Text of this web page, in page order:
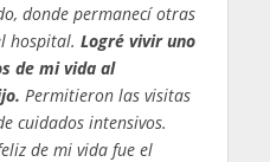
donde permanecí otras
hospital. Logré vivir uno
de mi vida al
Permitieron las visitas
cuidados intensivos.
de mi vida fue el